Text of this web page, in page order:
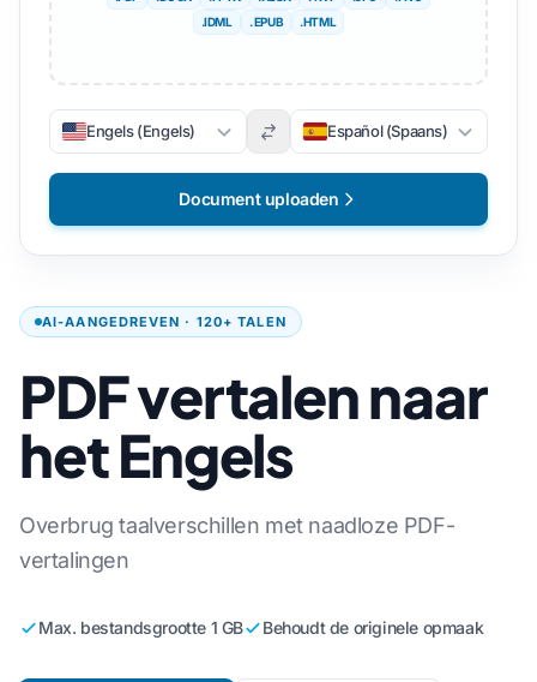
AI-AANGEDREVEN · 120+ TALEN
PDF vertalen naar
het Engels
Overbrug taalverschillen met naadloze PDF-
vertalingen
Max. bestandsgrootte 1 GB Behoudt de originele opmaak
.IDML
. EPUB .HTML
Engels (Engels) Español (Spaans)
Document uploaden